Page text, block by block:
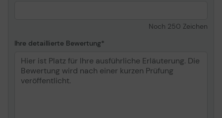
Noch 250 Zeichen
Ihre detaillierte Bewertung